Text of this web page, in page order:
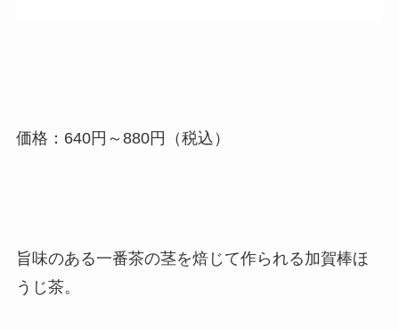
価格：640円～880円（税込）
旨味のある一番茶の茎を焙じて作られる加賀棒ほ
うじ茶。